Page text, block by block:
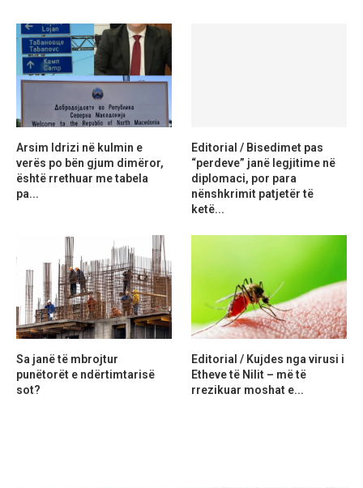
Arsim Idrizi në kulmin e
verës po bën gjum dimëror,
është rrethuar me tabela
pa...
Editorial / Bisedimet pas
“perdeve” janë legjitime në
diplomaci, por para
nënshkrimit patjetër të
ketë...
Sa janë të mbrojtur
punëtorët e ndërtimtarisë
sot?
Editorial / Kujdes nga virusi i
Etheve të Nilit – më të
rrezikuar moshat e...